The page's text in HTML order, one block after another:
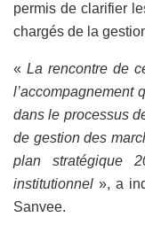
permis de clarifier
chargés de la
« La rencontre de
l’accompagnement
dans le processus
de gestion des
plan stratégique
institutionnel », a
Sanvee.